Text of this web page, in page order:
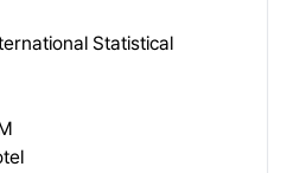
Statistical